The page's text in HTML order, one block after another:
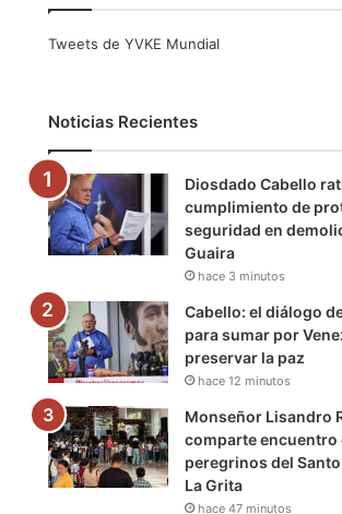
o
k
r
e
r
a
m
a
m
Tweets de YVKE Mundial
Noticias Recientes
Diosdado Cabello
cumplimiento de
seguridad en
Guaira
hace 3 minutos
Cabello: el diálogo
para sumar por
preservar la paz
hace 12 minutos
Monseñor Lisandro
comparte encuentro
peregrinos del
La Grita
hace 47 minutos